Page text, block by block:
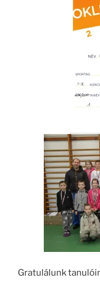
Gratulálunk